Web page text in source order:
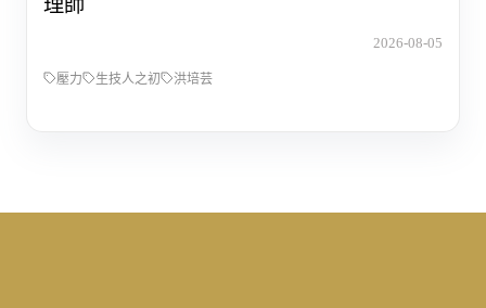
理師
2026-08-05
壓力 生技人之初 洪培芸